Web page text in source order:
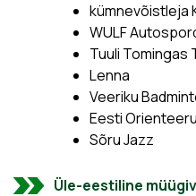
kümnevõistleja
WULF
Tuuli Tomingas
Lenna
Veeriku
Eesti
Sõru Jazz
Üle-eestiline